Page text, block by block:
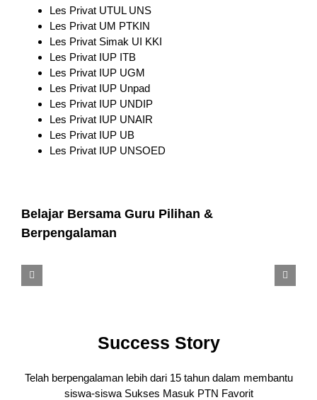
Les Privat UTUL UNS
Les Privat UM PTKIN
Les Privat Simak UI KKI
Les Privat IUP ITB
Les Privat IUP UGM
Les Privat IUP Unpad
Les Privat IUP UNDIP
Les Privat IUP UNAIR
Les Privat IUP UB
Les Privat IUP UNSOED
Belajar Bersama Guru Pilihan &
Berpengalaman
Success Story
Telah berpengalaman lebih dari 15 tahun dalam membantu
siswa-siswa Sukses Masuk PTN Favorit